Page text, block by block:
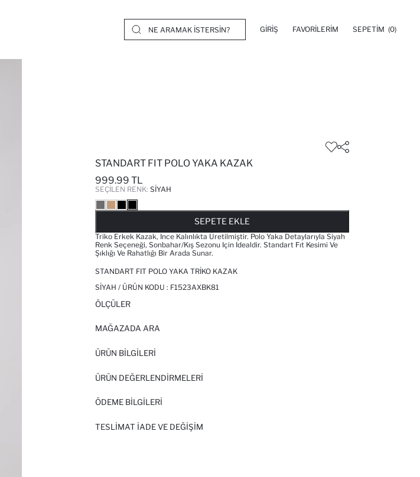
GIRIŞ FAVORILERIM SEPETIM (0)
STANDART FIT POLO YAKA KAZAK
999.99 TL
SEÇILEN RENK: SIYAH
SEPETE EKLE
Triko Erkek Kazak, Ince Kalınlıkta Üretilmiştir. Polo Yaka Detaylarıyla Siyah
Renk Seçeneği, Sonbahar/kış Sezonu Için Idealdir. Standart Fıt Kesimi Ve
Şıklığı Ve Rahatlığı Bir Arada Sunar.
STANDART FIT POLO YAKA TRIKO KAZAK
SIYAH / ÜRÜN KODU : F1523AXBK81
ÖLÇÜLER
MAĞAZADA ARA
ÜRÜN BILGILERI
ÜRÜN DEĞERLENDİRMELERİ
ÖDEME BİLGİLERİ
TESLIMAT İADE VE DEĞIŞIM